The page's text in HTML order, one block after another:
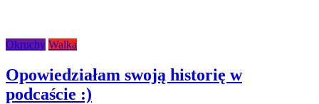
Okruchy Walka
Opowiedziałam swoją historię w
podcaście :)